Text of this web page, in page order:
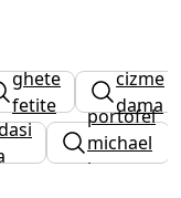
ghete
fetite
cizme
dama
portofel
michael
kors